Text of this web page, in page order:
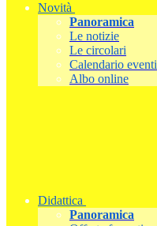
Novità
Panoramica
Le notizie
Le circolari
Calendario eventi
Albo online
Didattica
Panoramica